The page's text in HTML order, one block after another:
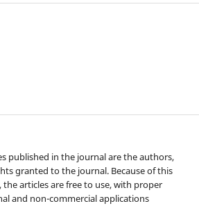
published in the journal are the authors,
granted to the journal. Because of this
the articles are free to use, with proper
and non-commercial applications